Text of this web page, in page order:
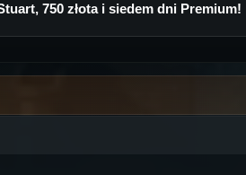
750 złota i siedem dni Premium!